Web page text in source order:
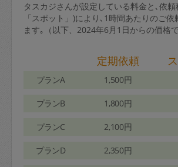
タスカジさんが設定している料金と､依
「スポット」)により､1時間あたりのご依
ます｡（以下、2024年6月1日からの価格で
定期依頼
プランA 1,500円
プランB 1,800円
プランC 2,100円
プランD 2,350円